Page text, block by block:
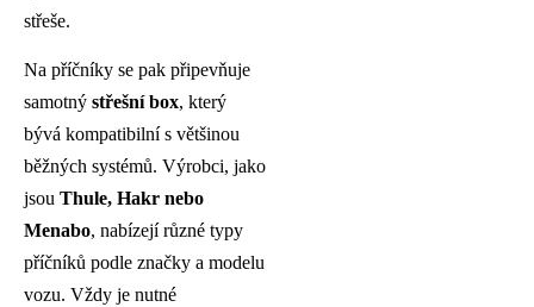
střeše.
Na příčníky se pak připevňuje
samotný střešní box, který
bývá kompatibilní s většinou
běžných systémů. Výrobci, jako
jsou Thule, Hakr nebo
Menabo, nabízejí různé typy
příčníků podle značky a modelu
vozu. Vždy je nutné